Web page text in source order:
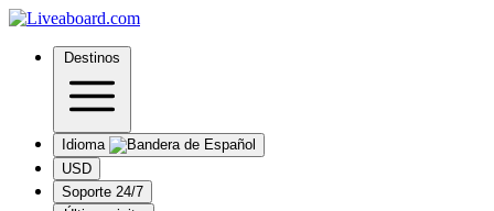
Destinos
Idioma
USD
Soporte 24/7